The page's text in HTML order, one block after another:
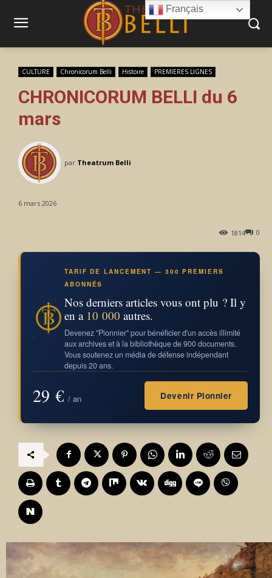
CULTURE Chronicorum Belli Histoire PREMIERES LIGNES
CHRONICORUM BELLI du 6
mars
par Theatrum Belli
6 mars 2026
0
1814
TARIF DE LANCEMENT — 300 PREMIERS
ABONNÉS
Nos derniers articles vous ont plu ? Il y
en a 10 000 autres.
Devenez "Pionnier" pour bénéficier d'un accès illimité
aux archives et à la bibliothèque de 900 documents.
Vous soutenez un média de défense indépendant
depuis 20 ans.
29 € / an Devenir Pionnier
Français